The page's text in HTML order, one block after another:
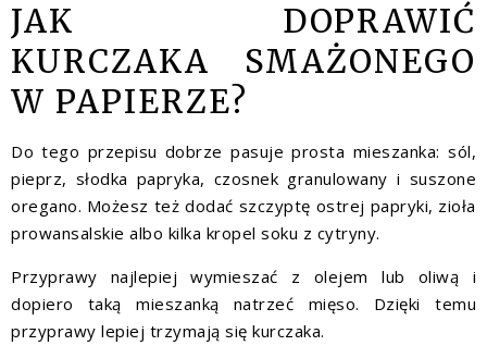
JAK DOPRAWIĆ
KURCZAKA SMAŻONEGO
W PAPIERZE?
Do tego przepisu dobrze pasuje prosta mieszanka: sól,
pieprz, słodka papryka, czosnek granulowany i suszone
oregano. Możesz też dodać szczyptę ostrej papryki, zioła
prowansalskie albo kilka kropel soku z cytryny.
Przyprawy najlepiej wymieszać z olejem lub oliwą i
dopiero taką mieszanką natrzeć mięso. Dzięki temu
przyprawy lepiej trzymają się kurczaka.